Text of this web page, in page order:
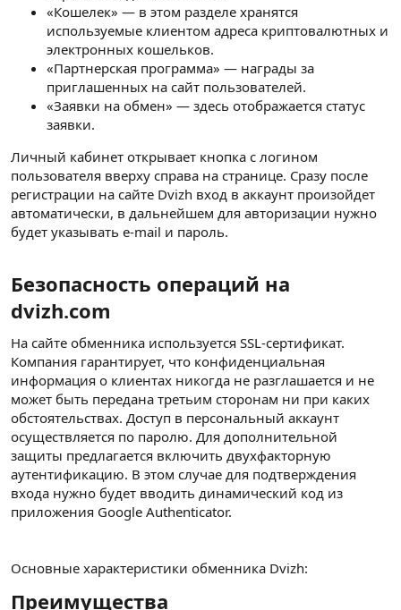
«Кошелек» — в этом разделе хранятся
используемые клиентом адреса криптовалютных и
электронных кошельков.
«Партнерская программа» — награды за
приглашенных на сайт пользователей.
«Заявки на обмен» — здесь отображается статус
заявки.
Личный кабинет открывает кнопка с логином
пользователя вверху справа на странице. Сразу после
регистрации на сайте Dvizh вход в аккаунт произойдет
автоматически, в дальнейшем для авторизации нужно
будет указывать e-mail и пароль.
Безопасность операций на
dvizh.com​
На сайте обменника используется SSL-сертификат.
Компания гарантирует, что конфиденциальная
информация о клиентах никогда не разглашается и не
может быть передана третьим сторонам ни при каких
обстоятельствах. Доступ в персональный аккаунт
осуществляется по паролю. Для дополнительной
защиты предлагается включить двухфакторную
аутентификацию. В этом случае для подтверждения
входа нужно будет вводить динамический код из
приложения Google Authenticator.
Основные характеристики обменника Dvizh:
Преимущества​